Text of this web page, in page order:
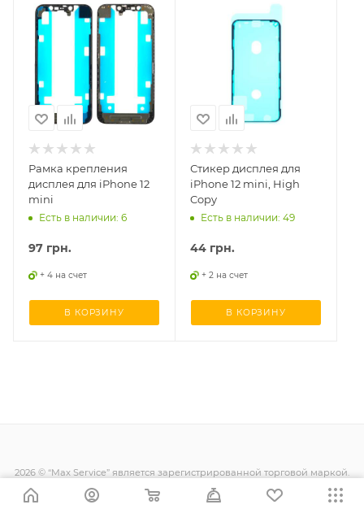
Рамка крепления
дисплея для iPhone 12
mini
Есть в наличии: 6
97 грн.
+ 4 на счет
В КОРЗИНУ
Стикер дисплея для
iPhone 12 mini, High
Copy
Есть в наличии: 49
44 грн.
+ 2 на счет
В КОРЗИНУ
2026 © “Max Service” является зарегистрированной торговой маркой.
Все права защищены.